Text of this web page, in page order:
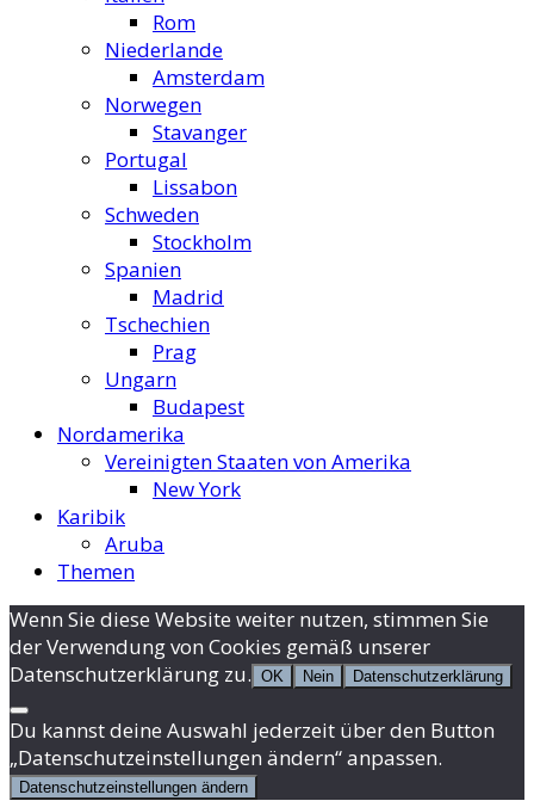
Rom
Niederlande
Amsterdam
Norwegen
Stavanger
Portugal
Lissabon
Schweden
Stockholm
Spanien
Madrid
Tschechien
Prag
Ungarn
Budapest
Nordamerika
Vereinigten Staaten von Amerika
New York
Karibik
Aruba
Themen
Wenn Sie diese Website weiter nutzen, stimmen Sie
der Verwendung von Cookies gemäß unserer
Datenschutzerklärung zu. OK Nein Datenschutzerklärung
Du kannst deine Auswahl jederzeit über den Button
„Datenschutzeinstellungen ändern“ anpassen.
Datenschutzeinstellungen ändern